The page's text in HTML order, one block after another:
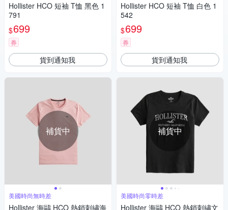
Hollister HCO 短袖 T恤 黑色 1
791
$699
券
貨到通知我
補貨中
美國時尚無時差
Hollister 海鷗 HCO 熱銷刺繡海
Hollister HCO 短袖 T恤 白色 1
542
$699
券
貨到通知我
補貨中
美國時尚零時差
Hollister 海鷗 HCO 熱銷刺繡文